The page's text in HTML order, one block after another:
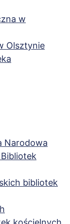
w
Olsztynie
Narodowa
bibliotek